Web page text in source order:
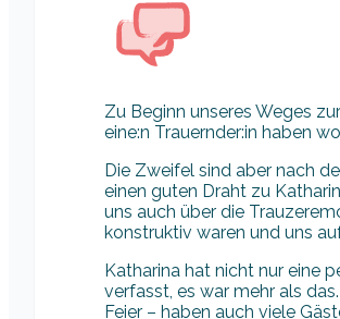
Zu Beginn unseres Weges
eine:n Trauernder:in haben
Die Zweifel sind aber nach
einen guten Draht zu
uns auch über die
konstruktiv waren und uns
Katharina hat nicht nur eine
verfasst, es war mehr als
Feier – haben auch viele